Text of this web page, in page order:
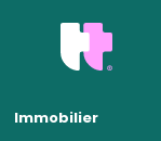
Immobilier